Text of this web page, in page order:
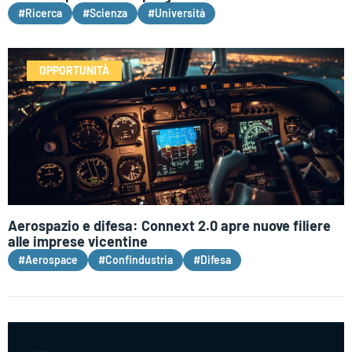
#Ricerca #Scienza #Università
OPPORTUNITÀ
Aerospazio e difesa: Connext 2.0 apre nuove filiere
alle imprese vicentine
#Aerospace #Confindustria #Difesa